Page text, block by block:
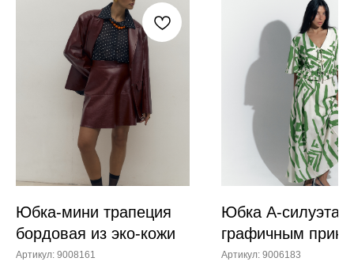
Юбка-мини трапеция
бордовая из эко-кожи
Артикул: 9008161
Юбка А-силуэта с
графичным
Артикул: 9006183